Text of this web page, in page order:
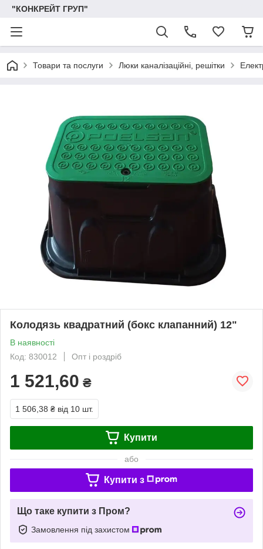
"КОНКРЕЙТ ГРУП"
Товари та послуги Люки каналізаційні, решітки
Колодязь квадратний (бокс клапанний) 12ʺ
В наявності
Код: 830012
Опт і роздріб
1 521,60 ₴
1 506,38 ₴ від 10 шт.
Купити
або
Купити з
Що таке купити з Пром?
Замовлення під захистом